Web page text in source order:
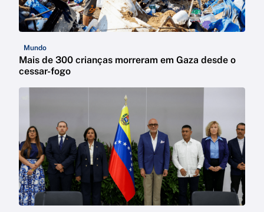
Mundo
Mais de 300 crianças morreram em Gaza desde o
cessar-fogo